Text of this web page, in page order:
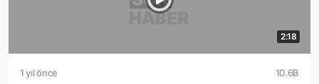
2:18
1 yıl önce 10.6B